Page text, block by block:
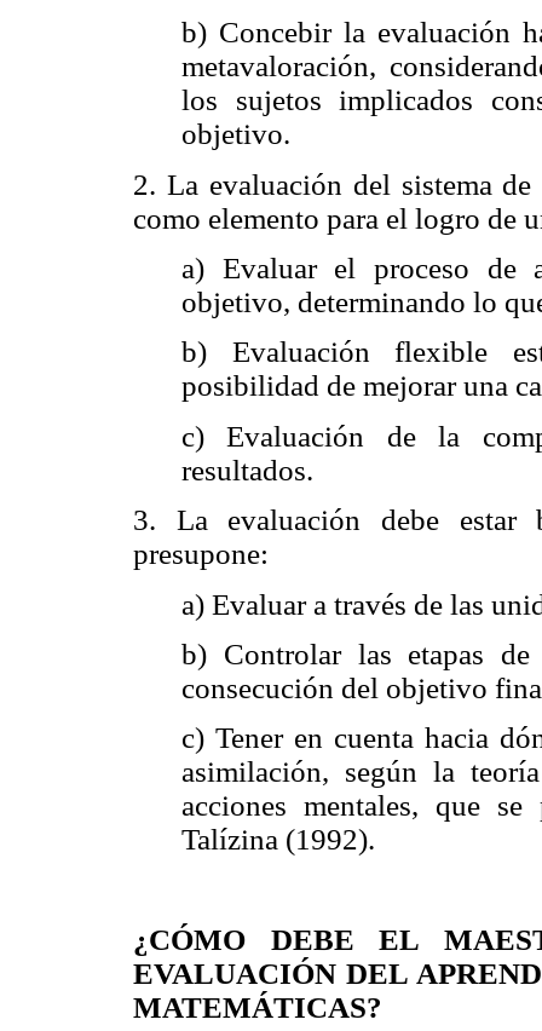
b) Concebir la evaluación
metavaloración,
los sujetos implicados
objetivo.
2. La evaluación del sistema
como elemento para el logro de
a) Evaluar el proceso
objetivo, determinando lo
b) Evaluación flexible
posibilidad de mejorar una
c) Evaluación de la
resultados.
3. La evaluación debe estar
presupone:
a) Evaluar a través de las
b) Controlar las etapas
consecución del objetivo
c) Tener en cuenta hacia
asimilación, según la
acciones mentales, que
Talízina (1992).
¿CÓMO DEBE EL
EVALUACIÓN DEL
MATEMÁTICAS?